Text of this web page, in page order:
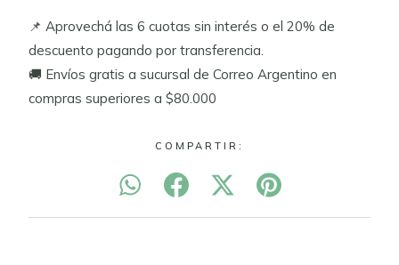
📌 Aprovechá las 6 cuotas sin interés o el 20% de
descuento pagando por transferencia.
🚚 Envíos gratis a sucursal de Correo Argentino en
compras superiores a $80.000
COMPARTIR: